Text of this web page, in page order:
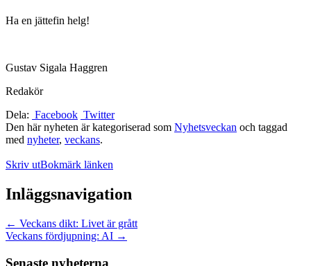
Ha en jättefin helg!
Gustav Sigala Haggren
Redakör
Dela: Facebook Twitter
Den här nyheten är kategoriserad som Nyhetsveckan och taggad
med nyheter, veckans.
Skriv utBokmärk länken
Inläggsnavigation
← Veckans dikt: Livet är grått
Veckans fördjupning: AI →
Senaste nyheterna